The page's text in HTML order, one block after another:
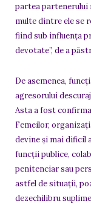
partea partenerului
multe dintre ele se
fiind sub influența
devotate”, de a
De asemenea,
agresorului
Asta a fost
Femeilor,
devine și mai dificil
funcții publice,
penitenciar sau
astfel de situații,
dezechilibru